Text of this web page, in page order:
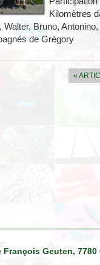
Kilomètres
Walter, Bruno,
de Grégory
«
Geuten,